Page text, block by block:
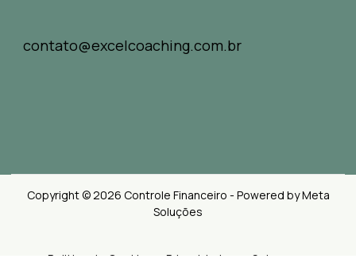
contato@excelcoaching.com.br
Copyright © 2026 Controle Financeiro - Powered by Meta
Soluções
Politica de Cookies e Privacidades Sobre nos